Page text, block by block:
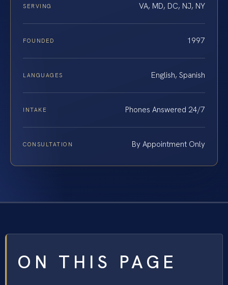
SERVING VA, MD, DC, NJ, NY
FOUNDED 1997
LANGUAGES English, Spanish
INTAKE Phones Answered 24/7
CONSULTATION By Appointment Only
ON THIS PAGE